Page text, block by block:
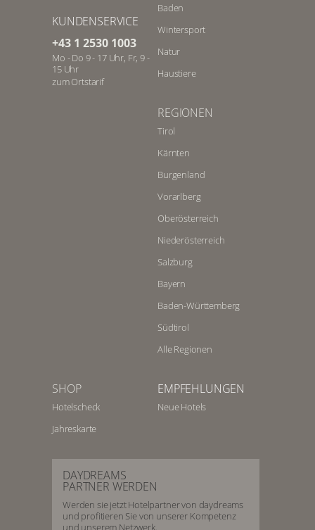
KUNDENSERVICE
+43 1 2530 1003
Mo - Do 9 - 17 Uhr, Fr, 9 -
15 Uhr
zum Ortstarif
Baden
Wintersport
Natur
Haustiere
REGIONEN
Tirol
Kärnten
Burgenland
Vorarlberg
Oberösterreich
Niederösterreich
Salzburg
Bayern
Baden-Württemberg
Südtirol
Alle Regionen
SHOP
Hotelscheck
Jahreskarte
EMPFEHLUNGEN
Neue Hotels
DAYDREAMS
PARTNER WERDEN
Werden sie jetzt Hotelpartner von daydreams
und profitieren Sie von unserer Kompetenz
und unserem Netzwerk.